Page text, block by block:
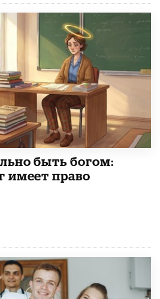
быть богом:
имеет право